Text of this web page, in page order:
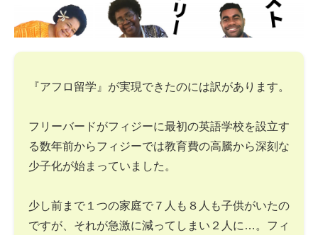
『アフロ留学』が実現できたのには訳があります。
フリーバードがフィジーに最初の英語学校を設立す
る数年前からフィジーでは教育費の高騰から深刻な
少子化が始まっていました。
少し前まで１つの家庭で７人も８人も子供がいたの
ですが、それが急激に減ってしまい２人に…。フィ